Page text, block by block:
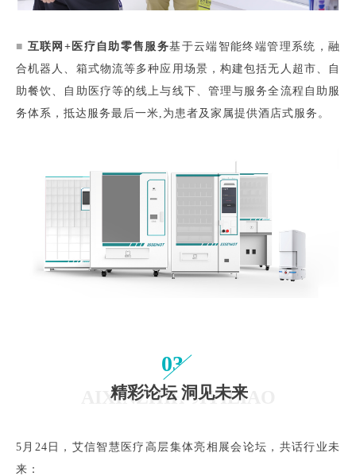
■ 互联网+医疗自助零售服务基于云端智能终端管理系统，融
合机器人、箱式物流等多种应用场景，构建包括无人超市、自
助餐饮、自助医疗等的线上与线下、管理与服务全流程自助服
务体系，抵达服务最后一米,为患者及家属提供酒店式服务。
03
精彩论坛 洞见未来
AIXINZHIHUIYILIAO
5月24日，艾信智慧医疗高层集体亮相展会论坛，共话行业未
来：